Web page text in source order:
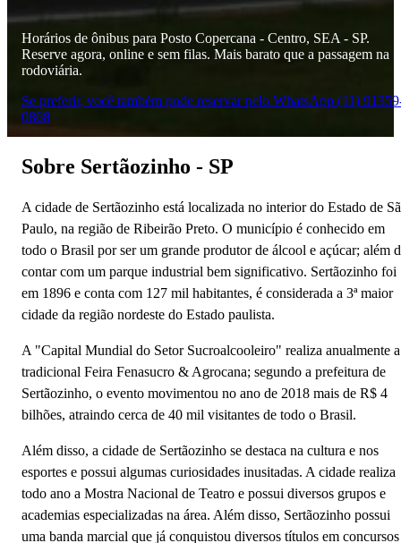
Horários de ônibus para Posto Copercana - Centro, SEA - SP.
Reserve agora, online e sem filas. Mais barato que a passagem na
rodoviária.
Se preferir, você também pode reservar pelo WhatsApp (11)
0868
Sobre Sertãozinho - SP
A cidade de Sertãozinho está localizada no interior do Estado de
Paulo, na região de Ribeirão Preto. O município é conhecido em
todo o Brasil por ser um grande produtor de álcool e açúcar; além
contar com um parque industrial bem significativo. Sertãozinho foi
em 1896 e conta com 127 mil habitantes, é considerada a 3ª maior
cidade da região nordeste do Estado paulista.
A "Capital Mundial do Setor Sucroalcooleiro" realiza anualmente a
tradicional Feira Fenasucro & Agrocana; segundo a prefeitura de
Sertãozinho, o evento movimentou no ano de 2018 mais de R$ 4
bilhões, atraindo cerca de 40 mil visitantes de todo o Brasil.
Além disso, a cidade de Sertãozinho se destaca na cultura e nos
esportes e possui algumas curiosidades inusitadas. A cidade realiza
todo ano a Mostra Nacional de Teatro e possui diversos grupos e
academias especializadas na área. Além disso, Sertãozinho possui
uma banda marcial que já conquistou diversos títulos em concursos